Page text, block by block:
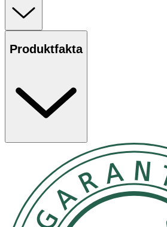
Produktfakta